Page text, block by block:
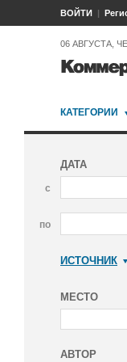
ВОЙТИ
06 АВГУСТА,
КАТЕГОРИИ
ДАТА
с
по
ИСТОЧНИК
МЕСТО
АВТОР